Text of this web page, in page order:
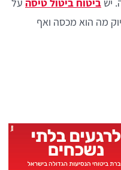
יש ביטוח ביטול טיסה על
מה הוא מכסה ואף